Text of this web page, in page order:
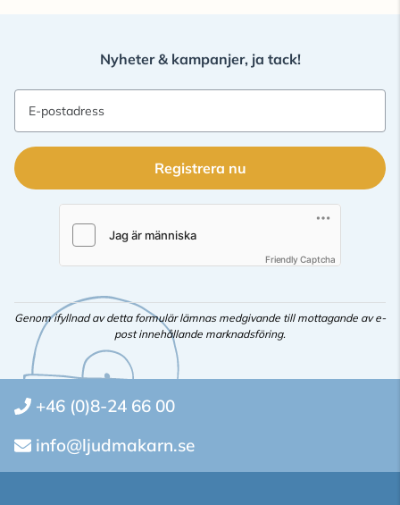
Nyheter & kampanjer, ja tack!
E-postadress
Registrera nu
Friendly Captcha
Genom ifyllnad av detta formulär lämnas medgivande till mottagande av e-
post innehållande marknadsföring.
+46 (0)8-24 66 00
info@ljudmakarn.se